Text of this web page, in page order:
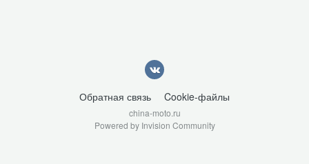
Обратная связь Cookie-файлы
china-moto.ru
Powered by Invision Community